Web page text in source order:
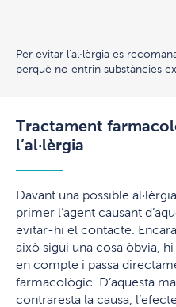
Per evitar l’al·lèrgia es
perquè no entrin substàncies
Tractament
l’al·lèrgia
Davant una possible
primer l’agent causant
evitar-hi el contacte.
això sigui una cosa òbvia,
en compte i passa
farmacològic. D’aquesta
contraresta la causa,